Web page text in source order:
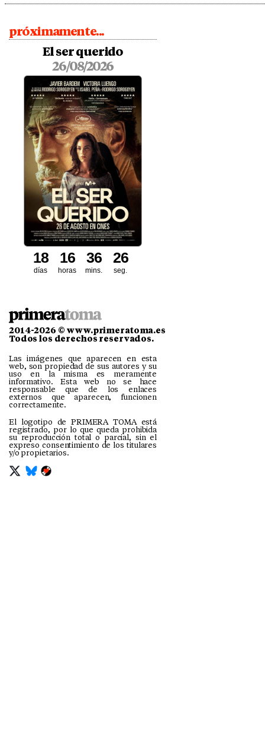
próximamente...
El ser querido
26/08/2026
días
18
horas
16
mins.
36
seg.
25
6
2014-2026 © www.primeratoma.es
Todos los derechos reservados.
Las imágenes que aparecen en esta
web, son propiedad de sus autores y su
uso en la misma es meramente
informativo. Esta web no se hace
responsable que de los enlaces
externos que aparecen, funcionen
correctamente.
El logotipo de PRIMERA TOMA está
registrado, por lo que queda prohibida
su reproducción total o parcial, sin el
expreso consentimiento de los titulares
y/o propietarios.